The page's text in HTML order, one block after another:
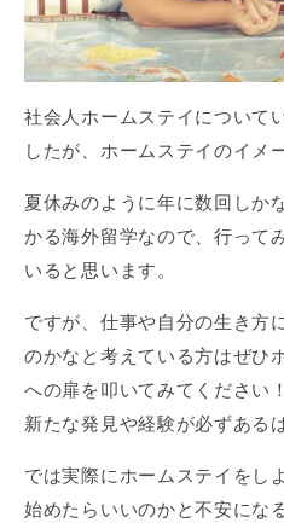
社会人ホームステイについて
したが、ホームステイのイメ
夏休みのように年に数回しか
かる海外留学なので、行って
いると思います。
ですが、仕事や自分の生き方
のかなと考えている方はぜひ
への扉を叩いてみてください！
新たな発見や経験が必ずある
では実際にホームステイをし
始めたらいいのかと不安にな